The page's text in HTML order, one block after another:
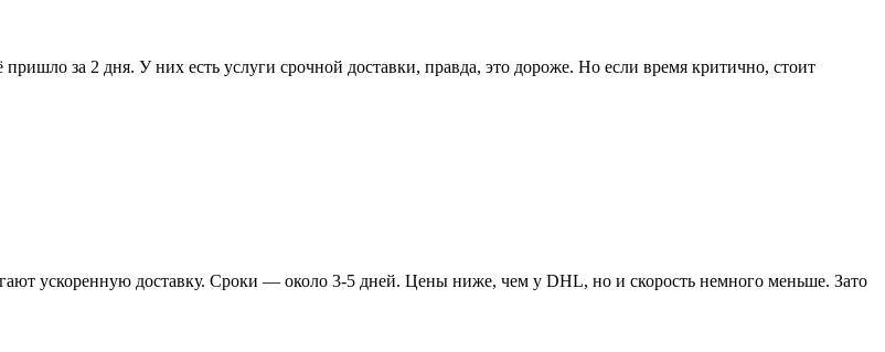
за 2 дня. У них есть услуги срочной доставки, правда, это дороже. Но если время критично, стоит
ускоренную доставку. Сроки — около 3-5 дней. Цены ниже, чем у DHL, но и скорость немного меньше. Зато